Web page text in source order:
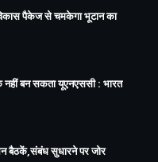
पैकेज से चमकेगा भूटान का
नहीं बन सकता यूएनएससी : भारत
बैठकें,संबंध सुधारने पर जोर